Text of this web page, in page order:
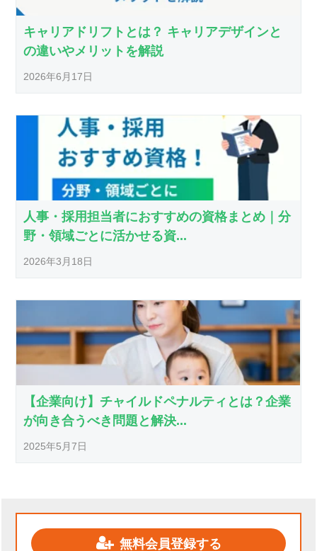
キャリアドリフトとは？ キャリアデザインと
の違いやメリットを解説
2026年6月17日
人事・採用担当者におすすめの資格まとめ｜分
野・領域ごとに活かせる資...
2026年3月18日
【企業向け】チャイルドペナルティとは？企業
が向き合うべき問題と解決...
2025年5月7日
無料会員登録する